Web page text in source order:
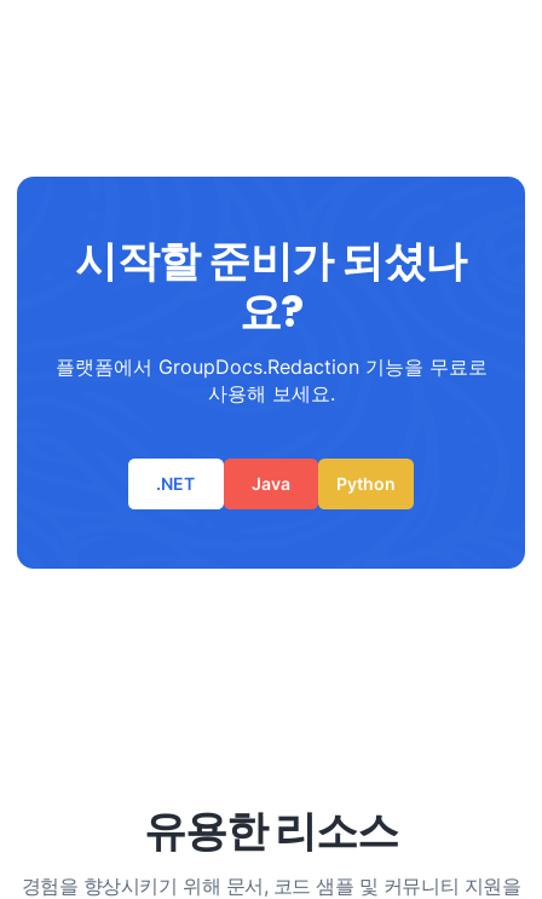
시작할 준비가 되셨나
요?
플랫폼에서 GroupDocs.Redaction 기능을 무료로
사용해 보세요.
.NET Java Python
유용한 리소스
경험을 향상시키기 위해 문서, 코드 샘플 및 커뮤니티 지원을